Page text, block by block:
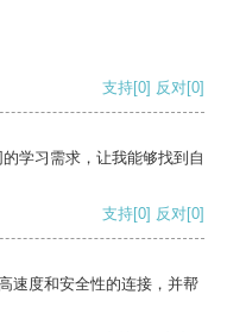
支持[0] 反对[0]
学习需求，让我能够找到自
支持[0] 反对[0]
速度和安全性的连接，并帮